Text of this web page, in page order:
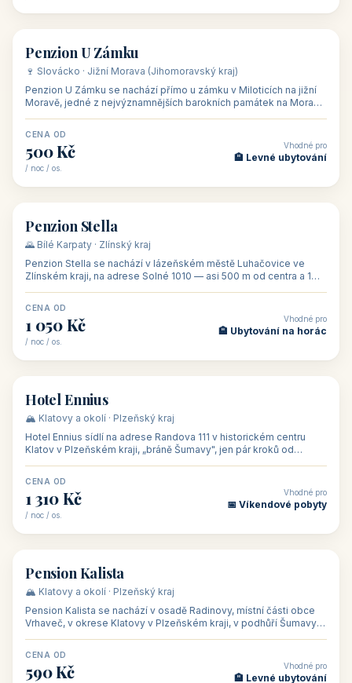
🏡 penzion
Penzion U Zámku
🍷 Slovácko · Jižní Morava (Jihomoravský kraj)
Penzion U Zámku se nachází přímo u zámku v Miloticích na jižní
Moravě, jedné z nejvýznamnějších barokních památek na Moravě,
CENA OD
500 Kč
/ noc / os.
Vhodné pro
🏨 Levné ubytování
🏡 penzion
Penzion Stella
🌄 Bílé Karpaty · Zlínský kraj
Penzion Stella se nachází v lázeňském městě Luhačovice ve
Zlínském kraji, na adrese Solné 1010 — asi 500 m od centra a 1
CENA OD
1 050 Kč
/ noc / os.
Vhodné pro
🏨 Ubytování na horác
🏨 hotel
Hotel Ennius
🏔️ Klatovy a okolí · Plzeňský kraj
Hotel Ennius sídlí na adrese Randova 111 v historickém centru
Klatov v Plzeňském kraji, „bráně Šumavy", jen pár kroků od
CENA OD
1 310 Kč
/ noc / os.
Vhodné pro
📅 Víkendové pobyty
🏡 penzion
Pension Kalista
🏔️ Klatovy a okolí · Plzeňský kraj
Pension Kalista se nachází v osadě Radinovy, místní části obce
Vrhaveč, v okrese Klatovy v Plzeňském kraji, v podhůří Šumavy
CENA OD
590 Kč Vhodné pro
🏨 Levné ubytování